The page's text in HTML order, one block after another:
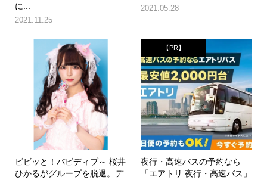
に...
2021.11.25
2021.05.28
ビビッと！バビディブ～ 桜井
ひかるがグループを脱退。デ
【PR】
夜行・高速バスの予約なら
「エアトリ 夜行・高速バス」